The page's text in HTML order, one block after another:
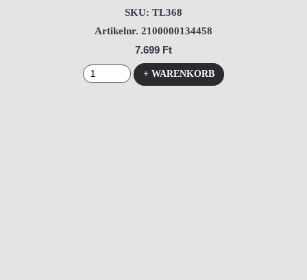
SKU: TL368
Artikelnr. 2100000134458
7.699 Ft
+ WARENKORB